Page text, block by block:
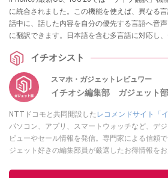
に統合されました。この機能を使えば、異なる
話中に、話した内容を自分の優先する言語へ音
に翻訳できます。日本語を含む多言語に対応し
目の新機能を紹介します。
イチオシスト
スマホ・ガジェットレビュワー
イチオシ編集部 ガジェット部
NTTドコモと共同開設したレコメンドサイト「イ
パソコン、アプリ、スマートウォッチなど、デ
ビューやセール情報を発信。専門家による信頼
ジェット好きの編集部員が厳選したお得情報をお
このイチオ